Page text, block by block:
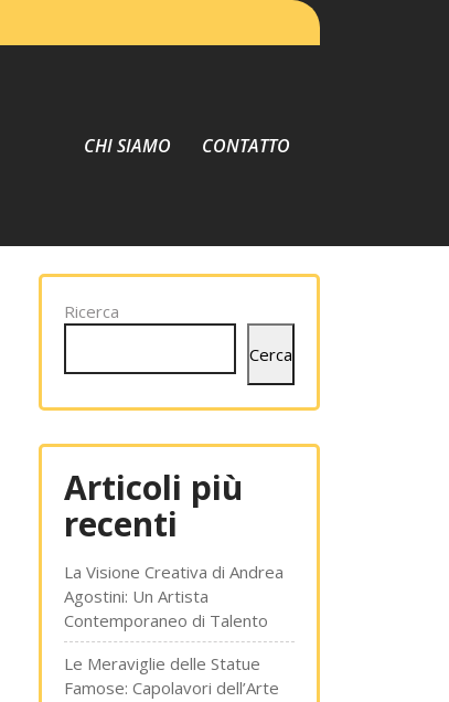
CHI SIAMO CONTATTO
Ricerca
Cerca
Articoli più
recenti
La Visione Creativa di Andrea
Agostini: Un Artista
Contemporaneo di Talento
Le Meraviglie delle Statue
Famose: Capolavori dell’Arte